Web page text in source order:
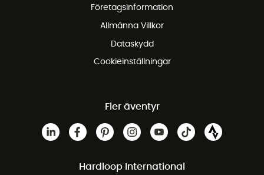
Företagsinformation
Allmänna Villkor
Dataskydd
Cookieinställningar
Fler äventyr
Hardloop International